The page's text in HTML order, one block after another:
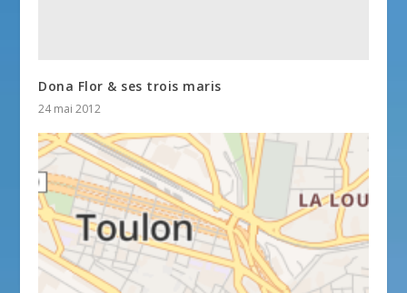
Dona Flor & ses trois maris
24 mai 2012